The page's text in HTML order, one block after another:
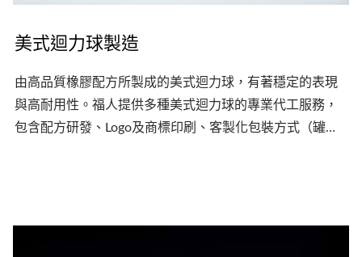
美式迴力球製造
由高品質橡膠配方所製成的美式迴力球，有著穩定的表現
與高耐用性。福人提供多種美式迴力球的專業代工服務，
包含配方研發、Logo及商標印刷、客製化包裝方式（罐